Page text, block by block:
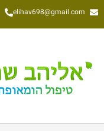
elihav698@gmail.com